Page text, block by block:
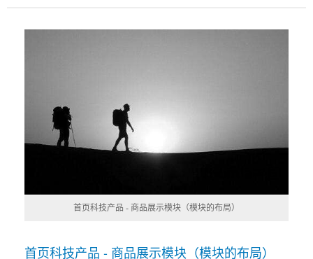
首页科技产品 - 商品展示模块（模块的布局）
首页科技产品 - 商品展示模块（模块的布局）